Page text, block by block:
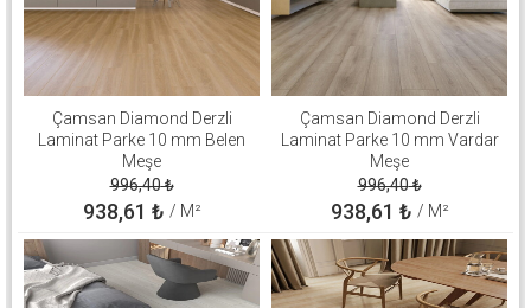
Çamsan Diamond Derzli
Laminat Parke 10 mm Belen
Meşe
996,40₺
938,61 ₺ / M²
Çamsan Diamond Derzli
Laminat Parke 10 mm Vardar
Meşe
996,40₺
938,61 ₺ / M²